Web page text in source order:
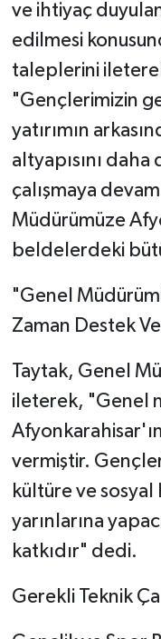
ve ihtiyaç
edilmesi
taleplerini
"Gençlerimizin
yatırımın
altyapısını
çalışmaya
Müdürümüze
beldelerdeki
"Genel
Zaman Destek
Taytak, Genel
ileterek, "Genel
vermiştir.
kültüre ve sosyal
yarınlarına
katkıdır" dedi.
Gerekli Teknik